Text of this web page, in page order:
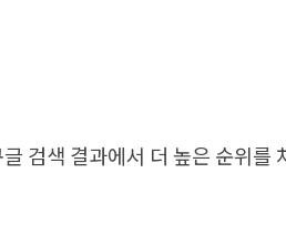
검색 결과에서 더 높은 순위를